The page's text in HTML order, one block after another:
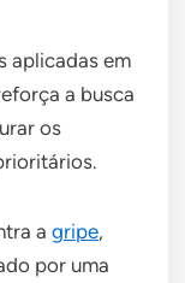
aplicadas em
a busca
os
a gripe,
por uma